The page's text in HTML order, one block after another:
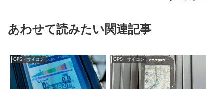
あわせて読みたい関連記事
GPS・サイコン GPS・サイコン